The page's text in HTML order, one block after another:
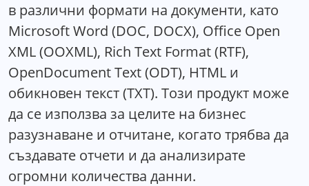
в различни формати на документи, като
Microsoft Word (DOC, DOCX), Office Open
XML (OOXML), Rich Text Format (RTF),
OpenDocument Text (ODT), HTML и
обикновен текст (TXT). Този продукт може
да се използва за целите на бизнес
разузнаване и отчитане, когато трябва да
създавате отчети и да анализирате
огромни количества данни.